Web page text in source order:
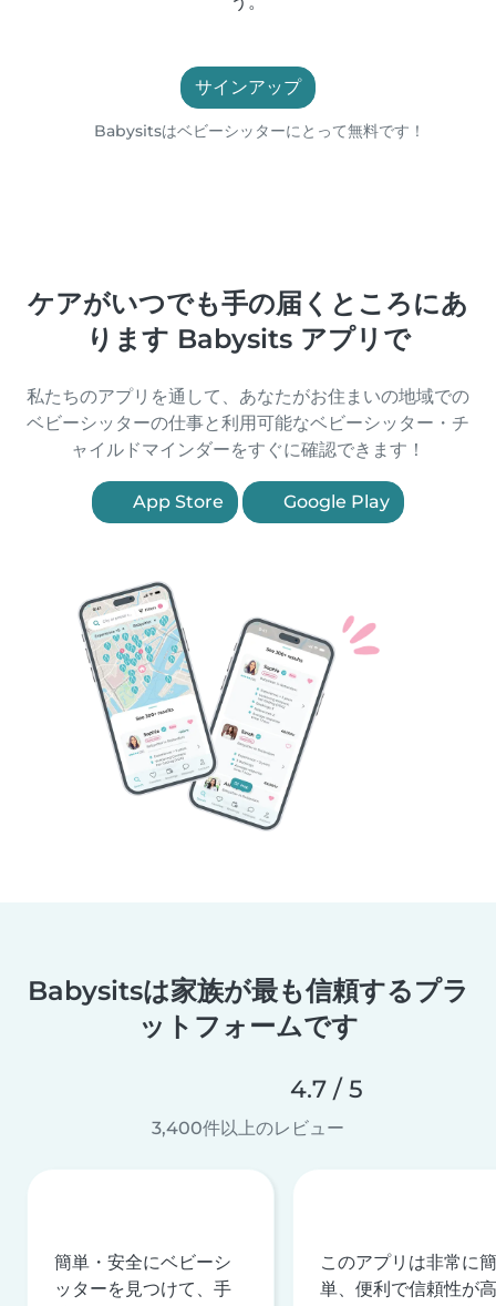
サインアップ
Babysitsはベビーシッターにとって無料です！
ケアがいつでも手の届くところにあ
ります Babysits アプリで
私たちのアプリを通して、あなたがお住まいの地域での
ベビーシッターの仕事と利用可能なベビーシッター・チ
ャイルドマインダーをすぐに確認できます！
App Store Google Play
Babysitsは家族が最も信頼するプラ
ットフォームです
4.7 / 5
3,400件以上のレビュー
簡単・安全にベビーシ
ッターを見つけて、手
このアプリは非常に簡
単、便利で信頼性が高